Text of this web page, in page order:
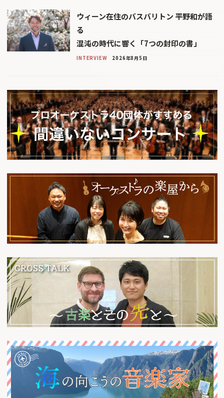
ウィーン在住のバスバリトン 平野和が語
る
混沌の時代に響く「7つの封印の書」
INTERVIEW 2026年8月5日